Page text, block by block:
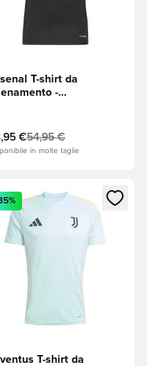
T-shirt da
-
€54,95 €
in molte taglie
o registrarsi come
una finestra modale
T-shirt da